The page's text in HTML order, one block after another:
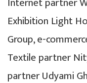
Exhibition Light
Group, e-
Textile partner
partner Udyami